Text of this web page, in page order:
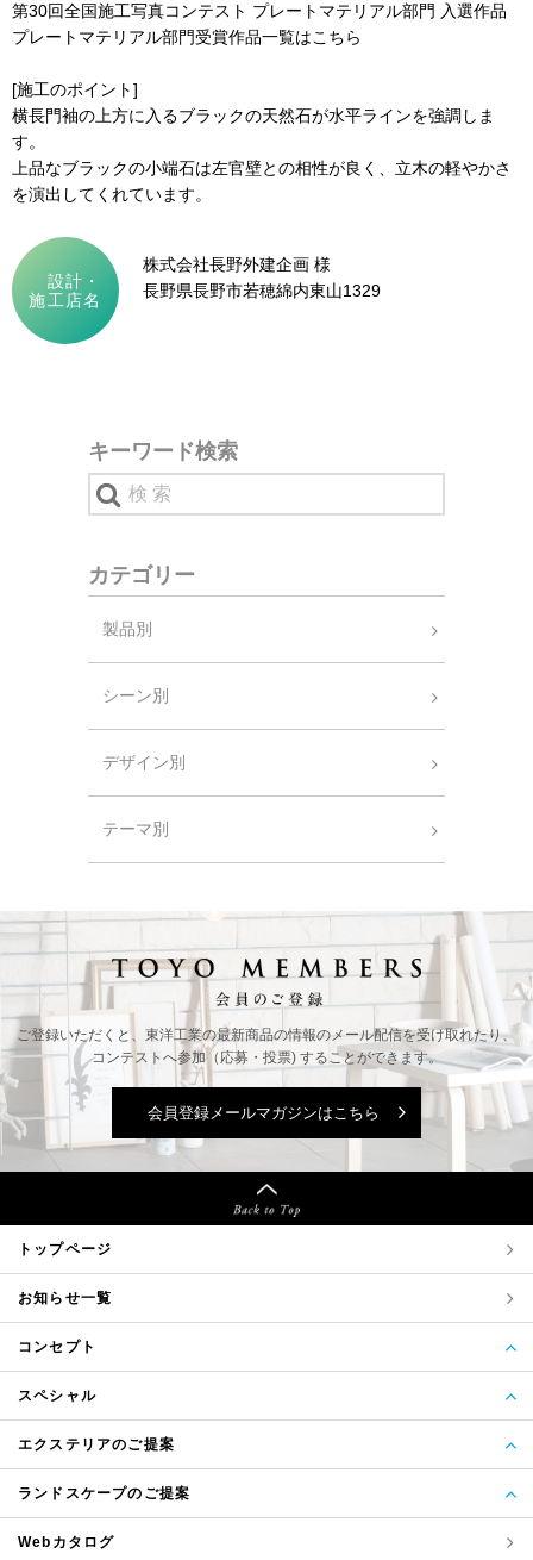
第30回全国施工写真コンテスト プレートマテリアル部門 入選作品
プレートマテリアル部門受賞作品一覧はこちら
[施工のポイント]
横長門袖の上方に入るブラックの天然石が水平ラインを強調しま
す。
上品なブラックの小端石は左官壁との相性が良く、立木の軽やかさ
を演出してくれています。
設計・
施工店名
株式会社長野外建企画 様
長野県長野市若穂綿内東山1329
キーワード検索
カテゴリー
製品別
シーン別
デザイン別
テーマ別
ご登録いただくと、東洋工業の最新商品の情報のメール配信を受け取れたり、
コンテストへ参加（応募・投票) することができます。
会員登録メールマガジンはこちら
トップページ
お知らせ一覧
コンセプト
スペシャル
エクステリアのご提案
ランドスケープのご提案
Webカタログ